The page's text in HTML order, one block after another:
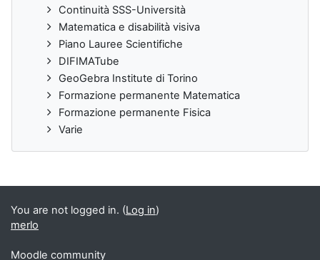
Continuità SSS-Università
Matematica e disabilità visiva
Piano Lauree Scientifiche
DIFIMATube
GeoGebra Institute di Torino
Formazione permanente Matematica
Formazione permanente Fisica
Varie
You are not logged in. (Log in)
merlo
Moodle community